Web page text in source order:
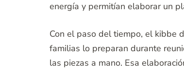
energía y permitían elaborar un
Con el paso del tiempo, el kibbe
familias lo preparan durante
las piezas a mano. Esa